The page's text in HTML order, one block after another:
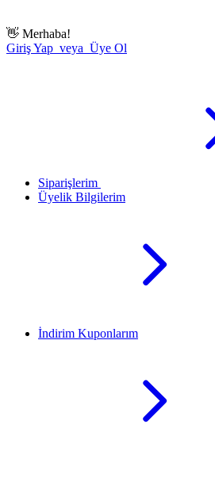
👋 Merhaba!
Giriş Yap veya Üye Ol
Siparişlerim
Üyelik Bilgilerim
İndirim Kuponlarım